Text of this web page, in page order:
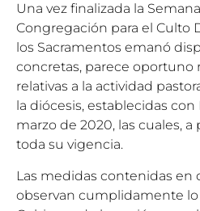
Una vez finalizada la
Congregación para el Culto
los Sacramentos emanó
concretas, parece oportuno
relativas a la actividad
la diócesis, establecidas
marzo de 2020, las cuales,
toda su vigencia.
Las medidas contenidas en
observan cumplidamente